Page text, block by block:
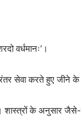
वर्धमानः‘।
सेवा करते हुए जीने के
शास्त्रों के अनुसार